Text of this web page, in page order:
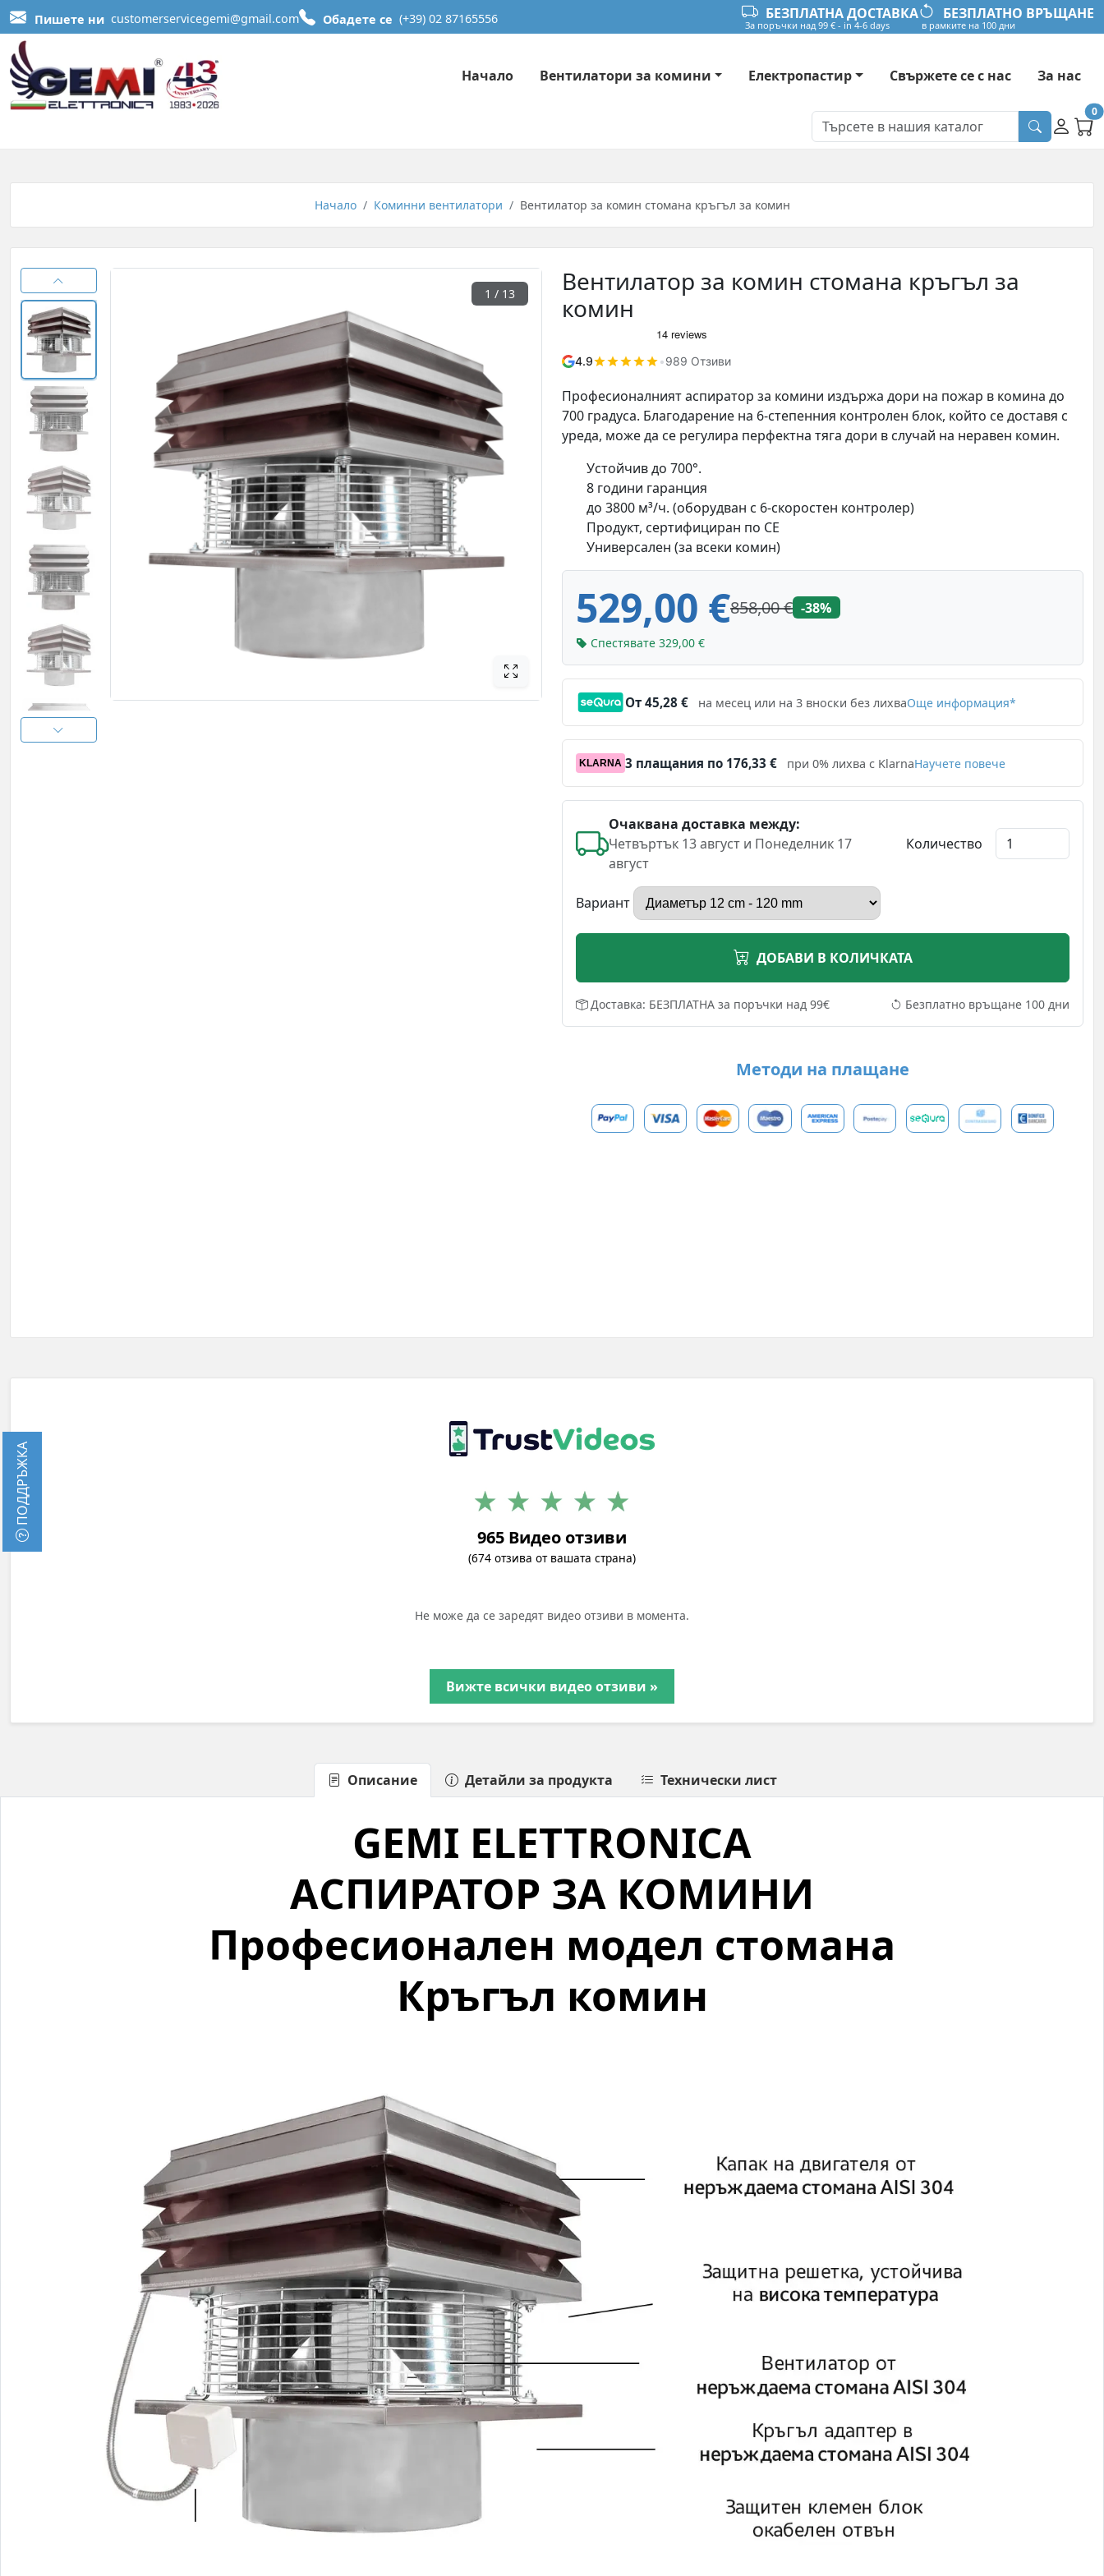
Пишете ни customerservicegemi@gmail.com Обадете се (+39) 02 87165556 БЕЗПЛАТНА ДОСТАВКА
За поръчки над 99 € - in 4-6 days
БЕЗПЛАТНО ВРЪЩАНЕ
в рамките на 100 дни
Начало Вентилатори за комини Електропастир Свържете се с нас За нас
0
Начало Коминни вентилатори Вентилатор за комин стомана кръгъл за комин
1 / 13
Вентилатор за комин стомана кръгъл за
комин
4.9 •989 Отзиви
Професионалният аспиратор за комини издържа дори на пожар в комина до
700 градуса. Благодарение на 6-степенния контролен блок, който се доставя с
уреда, може да се регулира перфектна тяга дори в случай на неравен комин.
Устойчив до 700°.
8 години гаранция
до 3800 м³/ч. (оборудван с 6-скоростен контролер)
Продукт, сертифициран по CE
Универсален (за всеки комин)
529,00 €858,00 € -38%
Спестявате 329,00 €
От 45,28 € на месец или на 3 вноски без лихваОще информация*
KLARNA 3 плащания по 176,33 € при 0% лихва с KlarnaНаучете повече
Очаквана доставка между:
Четвъртък 13 август и Понеделник 17
август
Количество
Вариант
ДОБАВИ В КОЛИЧКАТА
Доставка: БЕЗПЛАТНА за поръчки над 99€ Безплатно връщане 100 дни
Методи на плащане
965 Видео отзиви
(674 отзива от вашата страна)
Не може да се заредят видео отзиви в момента.
Вижте всички видео отзиви »
Описание Детайли за продукта Технически лист
GEMI ELETTRONICA
АСПИРАТОР ЗА КОМИНИ
Професионален модел стомана
Кръгъл комин
ПОДДРЪЖКА